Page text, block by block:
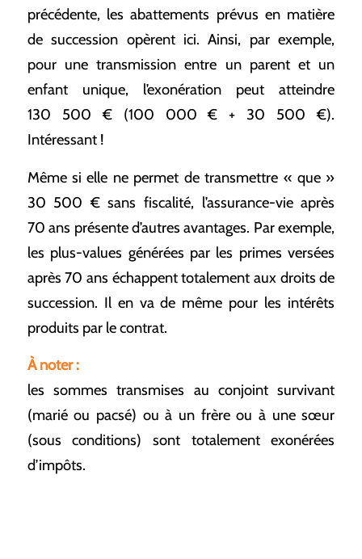
précédente, les abattements prévus en matière
de succession opèrent ici. Ainsi, par exemple,
pour une transmission entre un parent et un
enfant unique, l’exonération peut atteindre
130 500 € (100 000 € + 30 500 €).
Intéressant !
Même si elle ne permet de transmettre « que »
30 500 € sans fiscalité, l’assurance-vie après
70 ans présente d’autres avantages. Par exemple,
les plus-values générées par les primes versées
après 70 ans échappent totalement aux droits de
succession. Il en va de même pour les intérêts
produits par le contrat.
À noter :
les sommes transmises au conjoint survivant
(marié ou pacsé) ou à un frère ou à une sœur
(sous conditions) sont totalement exonérées
d’impôts.